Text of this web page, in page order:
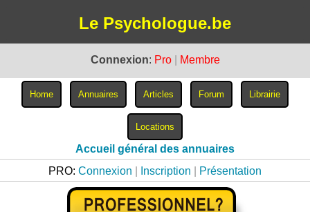
Le Psychologue.be
Connexion: Pro Membre
Accueil général des annuaires
PRO: Connexion Inscription Présentation